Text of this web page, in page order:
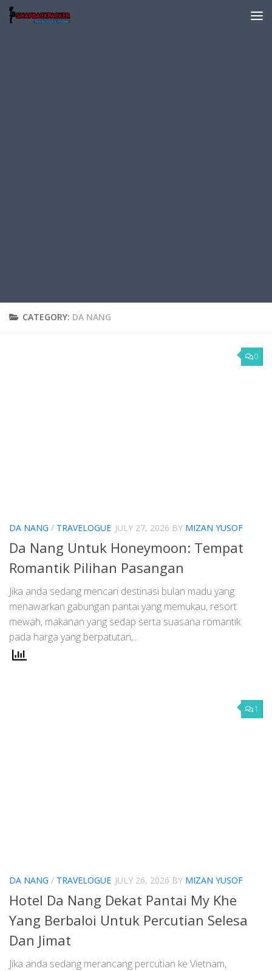
Skip to content
CATEGORY: DA NANG
0
DA NANG / TRAVELOGUE JULY 27, 2026 BY MIZAN YUSOF
Da Nang Untuk Honeymoon: Tempat
Romantik Pilihan Pasangan
Jika anda sedang mencari destinasi bulan madu yang
menawarkan gabungan pantai yang memukau, resort
mewah, makanan yang sedap serta suasana romantik
pada harga yang berpatutan,...
1
DA NANG / TRAVELOGUE JULY 26, 2026 BY MIZAN YUSOF
Hotel Da Nang Dekat Pantai My Khe
Yang Berbaloi Untuk Percutian Selesa
Dan Jimat
Jika anda sedang merancang percutian ke Vietnam,